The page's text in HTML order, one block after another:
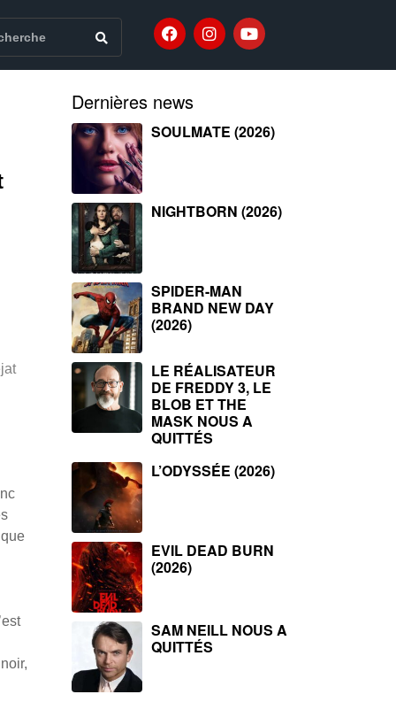
Dernières news
SOULMATE (2026)
NIGHTBORN (2026)
SPIDER-MAN
BRAND NEW DAY
(2026)
LE RÉALISATEUR
DE FREDDY 3, LE
BLOB ET THE
MASK NOUS A
QUITTÉS
L’ODYSSÉE (2026)
EVIL DEAD BURN
(2026)
SAM NEILL NOUS A
QUITTÉS